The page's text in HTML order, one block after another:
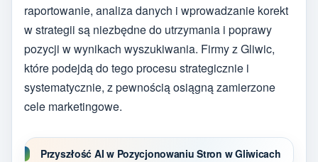
raportowanie, analiza danych i wprowadzanie korekt
w strategii są niezbędne do utrzymania i poprawy
pozycji w wynikach wyszukiwania. Firmy z Gliwic,
które podejdą do tego procesu strategicznie i
systematycznie, z pewnością osiągną zamierzone
cele marketingowe.
Przyszłość AI w Pozycjonowaniu Stron w Gliwicach